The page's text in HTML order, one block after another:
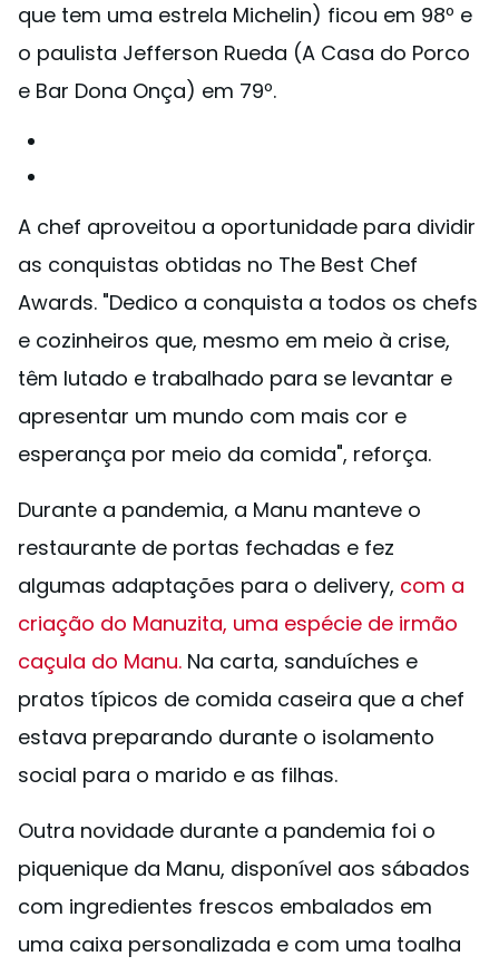
que tem uma estrela Michelin) ficou em 98º e
o paulista Jefferson Rueda (A Casa do Porco
e Bar Dona Onça) em 79º.
A chef aproveitou a oportunidade para dividir
as conquistas obtidas no The Best Chef
Awards. "Dedico a conquista a todos os chefs
e cozinheiros que, mesmo em meio à crise,
têm lutado e trabalhado para se levantar e
apresentar um mundo com mais cor e
esperança por meio da comida", reforça.
Durante a pandemia, a Manu manteve o
restaurante de portas fechadas e fez
algumas adaptações para o delivery, com a
criação do Manuzita, uma espécie de irmão
caçula do Manu. Na carta, sanduíches e
pratos típicos de comida caseira que a chef
estava preparando durante o isolamento
social para o marido e as filhas.
Outra novidade durante a pandemia foi o
piquenique da Manu, disponível aos sábados
com ingredientes frescos embalados em
uma caixa personalizada e com uma toalha